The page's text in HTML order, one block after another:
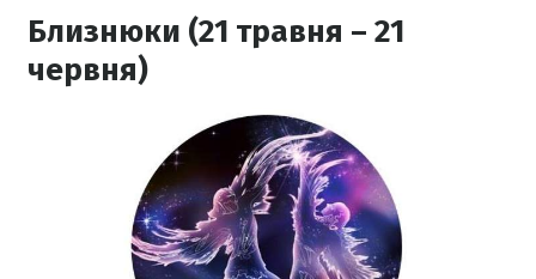
Близнюки (21 травня – 21
червня)